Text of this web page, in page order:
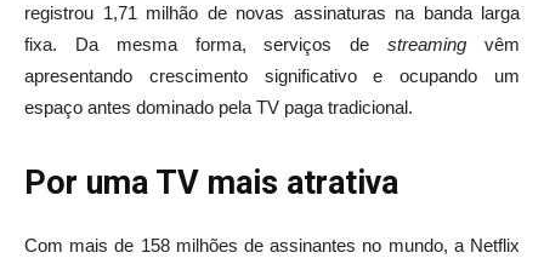
registrou 1,71 milhão de novas assinaturas na banda larga
fixa. Da mesma forma, serviços destreaming vêm
apresentando crescimento significativo e ocupando um
espaço antes dominado pela TV paga tradicional.
Por uma TV mais atrativa
Com mais de 158 milhões de assinantes no mundo, a Netflix